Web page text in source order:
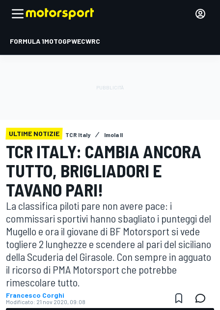
FORMULA 1MOTOGPWECWRC
ULTIME NOTIZIE TCR Italy Imola II
TCR ITALY: CAMBIA ANCORA
TUTTO, BRIGLIADORI E
TAVANO PARI!
La classifica piloti pare non avere pace: i
commissari sportivi hanno sbagliato i punteggi del
Mugello e ora il giovane di BF Motorsport si vede
togliere 2 lunghezze e scendere al pari del siciliano
della Scuderia del Girasole. Con sempre in agguato
il ricorso di PMA Motorsport che potrebbe
rimescolare tutto.
Francesco Corghi
Modificato: 21 nov 2020, 09:08